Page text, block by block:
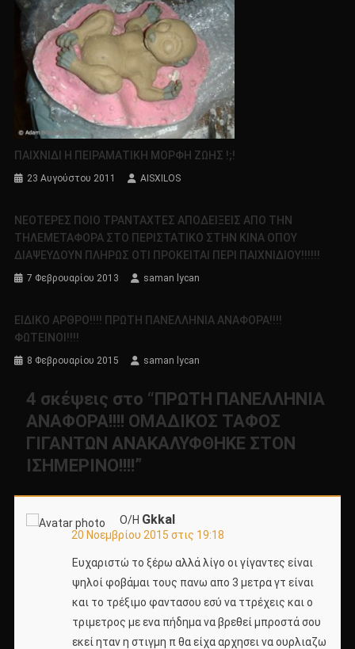
ΠΑΙΧΝΙΔΙ Η ΠΕΙΡΑΜΑΤΙΚΗ ΜΟΡΦΗ ΖΩΗΣ !;!
23 Αυγούστου 2011 AISXILOS
ΝΕΟΤΕΡΕΣ ΠΟΙΟ ΤΡΑΝΤΑΧΤΕΣ ΑΠΟΔΕΙΞΕΙΣ ΑΠΟ ΤΗΝ
ΤΗΛΕΜΕΤΑΦΟΡΑ ΣΤΟ ΠΕΡΙΣΤΑΤΙΚΟ ΣΤΗΝ ΚΙΝΑ ΟΠΟΥ
ΔΙΑΨΕΥΔΟΥΝ ΠΛΗΡΩΣ ΟΤΙ ΠΡΟΚΕΙΤΑΙ ΠΕΡΙ ΠΑΙΧΝΙΔΙΟΥ!!!!!!
7 Φεβρουαρίου 2013 saman lycan
ΕΙΔΙΚΟ ΑΡΘΡΟ!!!! ΠΡΩΤΗ ΠΑΝΕΛΛΗΝΙΑ ΑΝΑΦΟΡΑ!!!!
ΦΩΤΕΙΝΟΙ!!!!
8 Φεβρουαρίου 2015 saman lycan
4 σκέψεις στο “ΠΡΩΤΗ ΠΑΝΕΛΛΗΝΙΑ
ΑΝΑΦΟΡΑ!!!! ΟΜΑΔΙΚΟΣ ΤΑΦΟΣ
ΓΙΓΑΝΤΩΝ ΑΝΑΚΑΛΥΦΘΗΚΕ ΣΤΟΝ
ΙΣΗΜΕΡΙΝΟ!!!!”
Ο/Η Gkkal
20 Νοεμβρίου 2015 στις 19:18
Ευχαριστώ το ξέρω αλλά λίγο οι γίγαντες είναι
ψηλοί φοβάμαι τους πανω απο 3 μετρα γτ είναι
και το τρέξιμο φαντασου εσύ να ττρέχεις και ο
τριμετρος με ενα πήδημα να βρεθεί μπροστά σου
εκεί ηταν η στιγμη π θα είχα αρχησει να ουρλιαζω